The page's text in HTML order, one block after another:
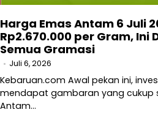
Harga Emas Antam 6 Juli
Rp2.670.000 per Gram, Ini
Semua Gramasi
Juli 6, 2026
Kebaruan.com Awal pekan ini,
mendapat gambaran yang cukup
Antam…